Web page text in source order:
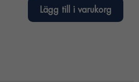
Lägg till i varukorg